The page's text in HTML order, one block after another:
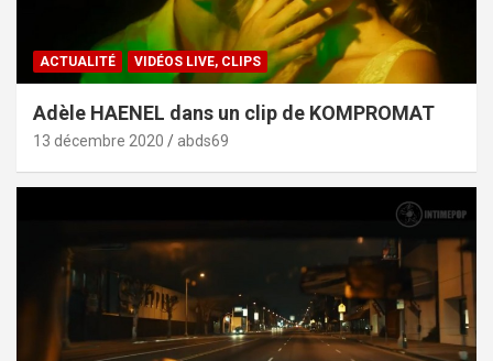
ACTUALITÉ VIDÉOS LIVE, CLIPS
Adèle HAENEL dans un clip de KOMPROMAT
13 décembre 2020 abds69